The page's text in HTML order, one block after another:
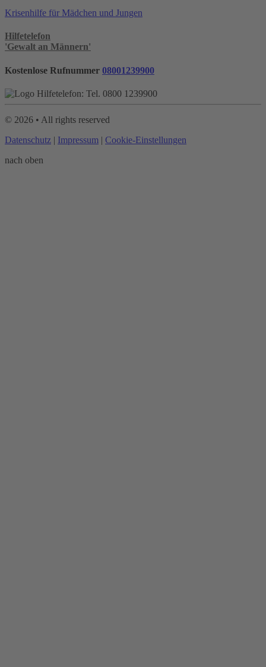
Krisenhilfe für Mädchen und Jungen
Hilfetelefon
'Gewalt an Männern'
Kostenlose Rufnummer 08001239900
© 2026 • All rights reserved
Datenschutz | Impressum | Cookie-Einstellungen
nach oben